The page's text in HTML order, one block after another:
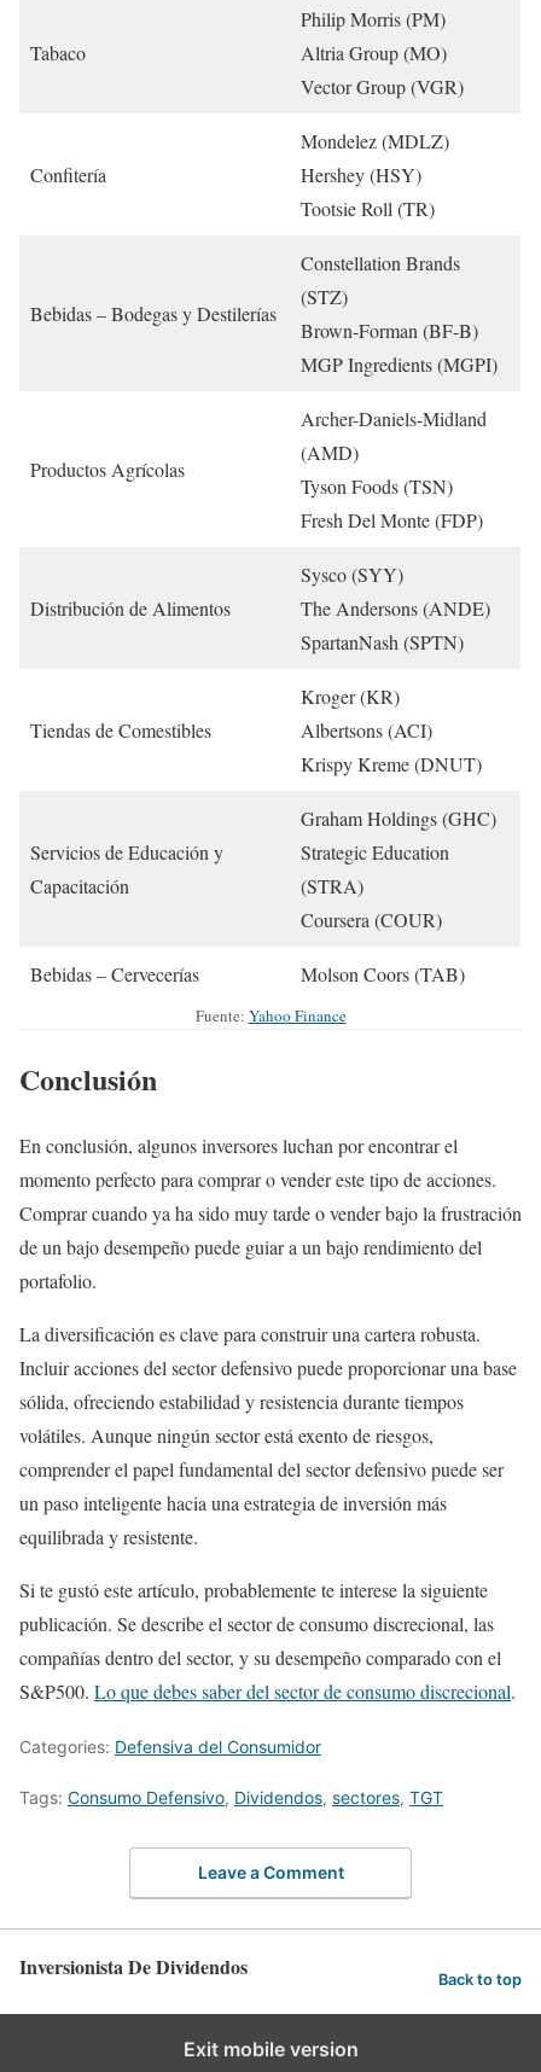
Tabaco
Philip Morris (PM)
Altria Group (MO)
Vector Group (VGR)
Confitería
Mondelez (MDLZ)
Hershey (HSY)
Tootsie Roll (TR)
Bebidas – Bodegas y Destilerías
Constellation Brands
(STZ)
Brown-Forman (BF-B)
MGP Ingredients (MGPI)
Productos Agrícolas
Archer-Daniels-Midland
(AMD)
Tyson Foods (TSN)
Fresh Del Monte (FDP)
Distribución de Alimentos
Sysco (SYY)
The Andersons (ANDE)
SpartanNash (SPTN)
Tiendas de Comestibles
Kroger (KR)
Albertsons (ACI)
Krispy Kreme (DNUT)
Servicios de Educación y
Capacitación
Graham Holdings (GHC)
Strategic Education
(STRA)
Coursera (COUR)
Bebidas – Cervecerías Molson Coors (TAB)
Fuente: Yahoo Finance
Conclusión
En conclusión, algunos inversores luchan por encontrar el
momento perfecto para comprar o vender este tipo de acciones.
Comprar cuando ya ha sido muy tarde o vender bajo la frustración
de un bajo desempeño puede guiar a un bajo rendimiento del
portafolio.
La diversificación es clave para construir una cartera robusta.
Incluir acciones del sector defensivo puede proporcionar una base
sólida, ofreciendo estabilidad y resistencia durante tiempos
volátiles. Aunque ningún sector está exento de riesgos,
comprender el papel fundamental del sector defensivo puede ser
un paso inteligente hacia una estrategia de inversión más
equilibrada y resistente.
Si te gustó este artículo, probablemente te interese la siguiente
publicación. Se describe el sector de consumo discrecional, las
compañías dentro del sector, y su desempeño comparado con el
S&P500. Lo que debes saber del sector de consumo discrecional.
Categories: Defensiva del Consumidor
Tags: Consumo Defensivo, Dividendos, sectores, TGT
Leave a Comment
Inversionista De Dividendos Back to top
Exit mobile version